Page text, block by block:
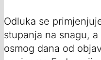
Odluka se
stupanja na snagu,
osmog dana od